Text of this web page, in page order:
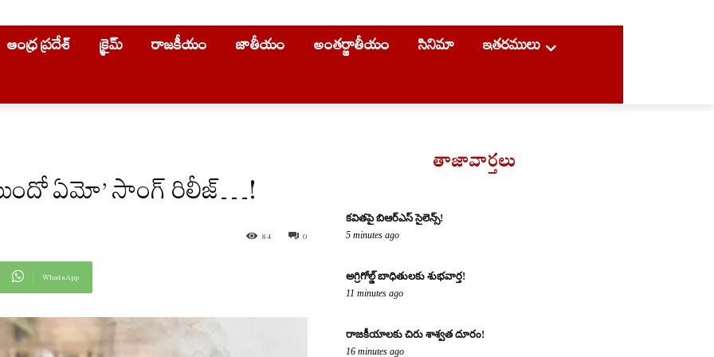
ఆంధ్ర ప్రదేశ్ క్రైమ్ రాజకీయం జాతీయం అంతర్జాతీయం సినిమా ఇతరములు
ఏమో’ సాంగ్ రిలీజ్…!
0
84
WhatsApp
తాజావార్తలు
కవితపై బిఆర్ఎస్ సైలెన్స్!
5 minutes ago
అగ్రిగోల్డ్ బాధితులకు శుభవార్త!
11 minutes ago
రాజకీయాలకు చిరు శాశ్వత దూరం!
16 minutes ago